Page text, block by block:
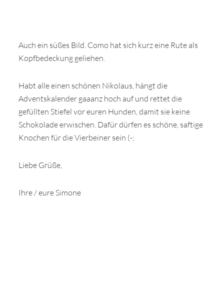
Auch ein süßes Bild. Como hat sich kurz eine Rute als
Kopfbedeckung geliehen.
Habt alle einen schönen Nikolaus, hängt die
Adventskalender gaaanz hoch auf und rettet die
gefüllten Stiefel vor euren Hunden, damit sie keine
Schokolade erwischen. Dafür dürfen es schöne, saftige
Knochen für die Vierbeiner sein (-;
Liebe Grüße,
Ihre / eure Simone